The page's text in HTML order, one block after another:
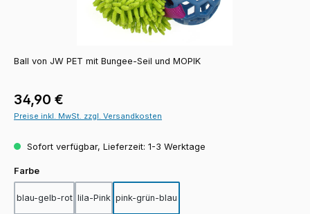
Ball von JW PET mit Bungee-Seil und MOPIK
Regulärer Preis:
34,90 €
Preise inkl. MwSt. zzgl. Versandkosten
Sofort verfügbar, Lieferzeit: 1-3 Werktage
Farbeauswählen
blau-gelb-rot lila-Pink pink-grün-blau